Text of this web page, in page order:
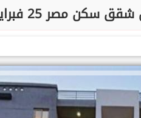
سكن مصر 25 فبراير